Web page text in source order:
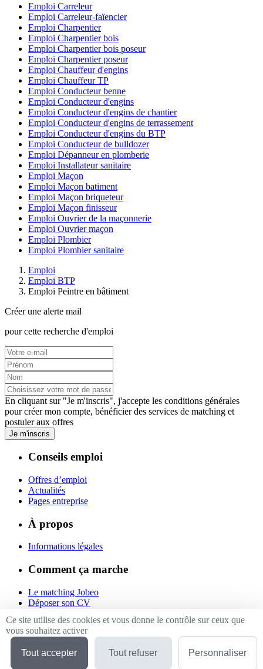
Emploi Carreleur
Emploi Carreleur-faïencier
Emploi Charpentier
Emploi Charpentier bois
Emploi Charpentier bois poseur
Emploi Charpentier poseur
Emploi Chauffeur d'engins
Emploi Chauffeur TP
Emploi Conducteur benne
Emploi Conducteur d'engins
Emploi Conducteur d'engins de chantier
Emploi Conducteur d'engins de terrassement
Emploi Conducteur d'engins du BTP
Emploi Conducteur de bulldozer
Emploi Dépanneur en plomberie
Emploi Installateur sanitaire
Emploi Maçon
Emploi Maçon batiment
Emploi Maçon briqueteur
Emploi Maçon finisseur
Emploi Ouvrier de la maçonnerie
Emploi Ouvrier maçon
Emploi Plombier
Emploi Plombier sanitaire
Emploi
Emploi BTP
Emploi Peintre en bâtiment
Créer une alerte mail
pour cette recherche d'emploi
En cliquant sur "Je m'inscris", j'accepte les conditions générales
pour créer mon compte, bénéficier des services de matching et
postuler aux offres
Je m'inscris
Conseils emploi
Offres d’emploi
Actualités
Pages entreprise
À propos
Informations légales
Comment ça marche
Le matching Jobeo
Déposer son CV
Suivez-nous
Linkedin
Ce site utilise des cookies et vous donne le contrôle sur ceux que
vous souhaitez activer
Tout accepter Tout refuser Personnaliser